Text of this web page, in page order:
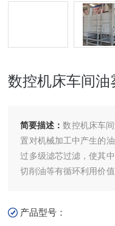
数控机床车间油
简要描述：数控机床车
置对机械加工中产生的
过多级滤芯过滤，使其
切削油等有循环利用价
理。
产品型号：